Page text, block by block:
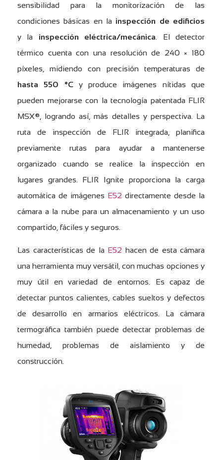
sensibilidad para la monitorización de las
condiciones básicas en la inspección de edificios
y la inspección eléctrica/mecánica. El detector
térmico cuenta con una resolución de 240 × 180
píxeles, midiendo con precisión temperaturas de
hasta 550 °Cy produce imágenes nítidas que
pueden mejorarse con la tecnología patentada FLIR
MSX®, logrando así, más detalles y perspectiva. La
ruta de inspección de FLIR integrada, planifica
previamente rutas para ayudar a mantenerse
organizado cuando se realice la inspección en
lugares grandes. FLIR Ignite proporciona la carga
automática de imágenes E52 directamente desde la
cámara a la nube para un almacenamiento y un uso
compartido, fáciles y seguros.
Las características de la E52 hacen de esta cámara
una herramienta muy versátil, con muchas opciones y
muy útil en variedad de entornos. Es capaz de
detectar puntos calientes, cables sueltos y defectos
de desarrollo en armarios eléctricos. La cámara
termográfica también puede detectar problemas de
humedad, problemas de aislamiento y de
construcción.